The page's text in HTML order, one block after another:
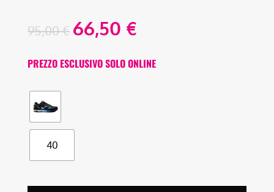
95,00€ 66,50 €
PREZZO ESCLUSIVO SOLO ONLINE
40